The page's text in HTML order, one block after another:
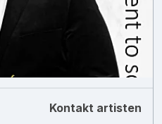
Kontakt artisten